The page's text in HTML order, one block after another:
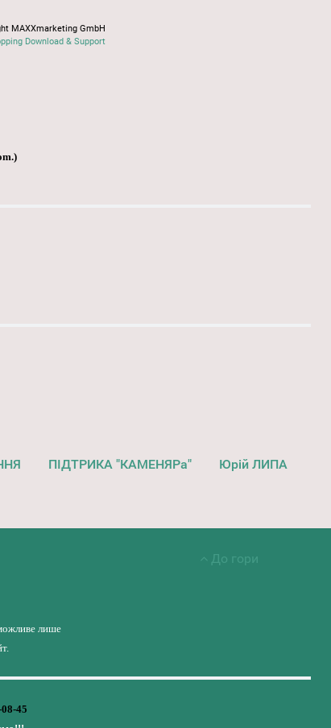
MAXXmarketing GmbH
Download & Support
.)
ПІДТРИКА "КАМЕНЯРа" Юрій ЛИПА
До гори
лише
45